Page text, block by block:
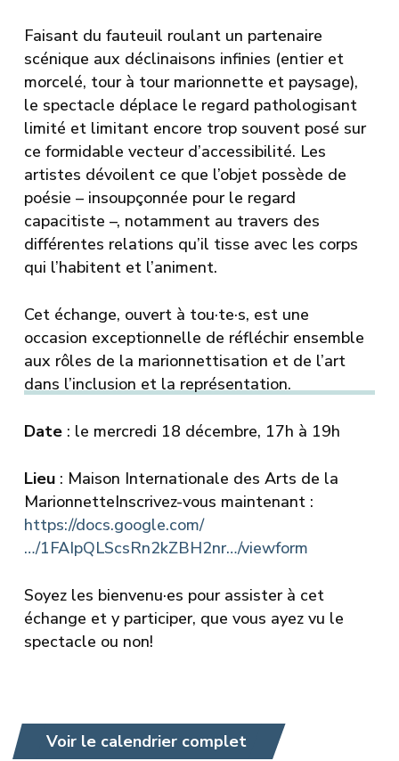
Faisant du fauteuil roulant un partenaire
scénique aux déclinaisons infinies (entier et
morcelé, tour à tour marionnette et paysage),
le spectacle déplace le regard pathologisant
limité et limitant encore trop souvent posé sur
ce formidable vecteur d’accessibilité. Les
artistes dévoilent ce que l’objet possède de
poésie – insoupçonnée pour le regard
capacitiste –, notamment au travers des
différentes relations qu’il tisse avec les corps
qui l’habitent et l’animent.
Cet échange, ouvert à tou·te·s, est une
occasion exceptionnelle de réfléchir ensemble
aux rôles de la marionnettisation et de l’art
dans l’inclusion et la représentation.
Date: le mercredi 18 décembre, 17h à 19h
Lieu: Maison Internationale des Arts de la
MarionnetteInscrivez-vous maintenant :
https://docs.google.com/
…/1FAIpQLScsRn2kZBH2nr…/viewform
Soyez les bienvenu·es pour assister à cet
échange et y participer, que vous ayez vu le
spectacle ou non!
Voir le calendrier complet